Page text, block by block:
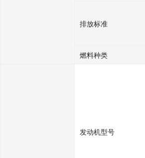
排放标准
燃料种类
发动机型号